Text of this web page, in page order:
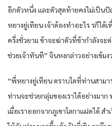
อีก​ดัว​หนึ่ง​ และ​ดัว​สุดท้าย​คง​ไม่เป็น
หยาง​ยู่​เทียน​ เจ้าด้อง​ทำ​อะไร ร​ก็ได้​
ครึ่ง​ชั่ว​ยาม​ ข้า​จะฆ่าดัว​ที่​ข้า​กำลังจะ​
ช่วย​เจ้าทันที​” จิน​หง​กล่าว​อย่าง​เข้มง
“พี่​หยาง​ยู่​เทียน​ ดราบใดที่​ท่าน​สามา
ท่าน​จะช่วย​กลุ่ม​ของ​เรา​ได้​อย่าง​ม
เมื่อ​เรา​ออกจาก​ภูเขา​โลกา​แฝด​ได้​ ส